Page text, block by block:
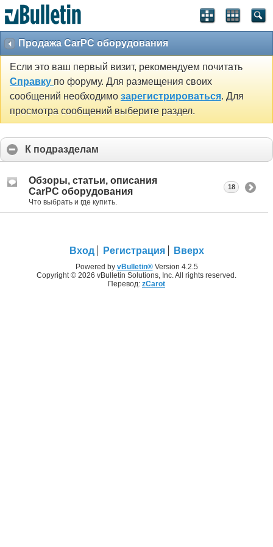
Продажа CarPC оборудования
Если это ваш первый визит, рекомендуем почитать
Справку по форуму. Для размещения своих
сообщений необходимо зарегистрироваться. Для
просмотра сообщений выберите раздел.
К подразделам
Обзоры, статьи, описания
CarPC оборудования
Что выбрать и где купить.
18
Вход Регистрация Вверх
Powered by vBulletin®Version 4.2.5
Copyright © 2026 vBulletin Solutions, Inc. All rights reserved.
Перевод: zCarot